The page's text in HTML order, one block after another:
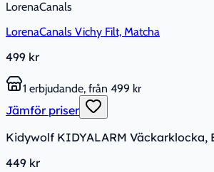
LorenaCanals
LorenaCanals Vichy Filt, Matcha
499 kr
1 erbjudande, från 499 kr
Jämför priser
Kidywolf KIDYALARM Väckarklocka,
449 kr